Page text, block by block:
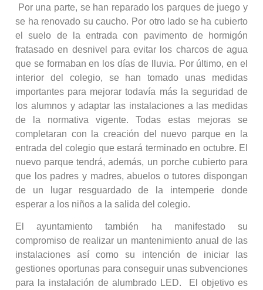
Por una parte, se han reparado los parques de juego y
se ha renovado su caucho. Por otro lado se ha cubierto
el suelo de la entrada con pavimento de hormigón
fratasado en desnivel para evitar los charcos de agua
que se formaban en los días de lluvia. Por último, en el
interior del colegio, se han tomado unas medidas
importantes para mejorar todavía más la seguridad de
los alumnos y adaptar las instalaciones a las medidas
de la normativa vigente. Todas estas mejoras se
completaran con la creación del nuevo parque en la
entrada del colegio que estará terminado en octubre. El
nuevo parque tendrá, además, un porche cubierto para
que los padres y madres, abuelos o tutores dispongan
de un lugar resguardado de la intemperie donde
esperar a los niños a la salida del colegio.
El ayuntamiento también ha manifestado su
compromiso de realizar un mantenimiento anual de las
instalaciones así como su intención de iniciar las
gestiones oportunas para conseguir unas subvenciones
para la instalación de alumbrado LED. El objetivo es